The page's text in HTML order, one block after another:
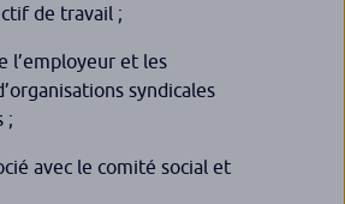
de travail ;
l’employeur et les
syndicales
;
avec le comité social et